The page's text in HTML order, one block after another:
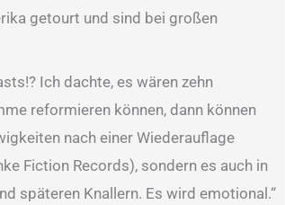
getourt und sind bei großen
Ich dachte, es wären zehn
reformieren können, dann können
nach einer Wiederauflage
Fiction Records), sondern es auch in
späteren Knallern. Es wird emotional.“